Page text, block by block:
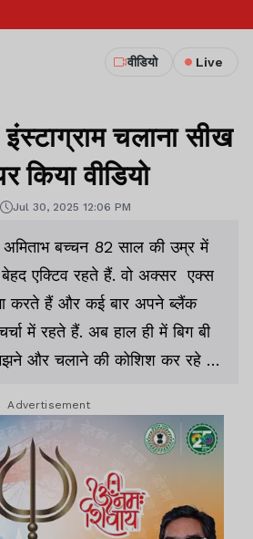
वीडियो Live
चलाना सीख
किया वीडियो
Jul 30, 2025 12:06 PM
अमिताभ बच्चन 82 साल की उम्र में
बेहद एक्टिव रहते हैं. वो अक्सर एक्स
करते हैं और कई बार अपने ब्लैंक
में रहते हैं. अब हाल ही में बिग बी
और चलाने की कोशिश कर रहे हैं,
Advertisement